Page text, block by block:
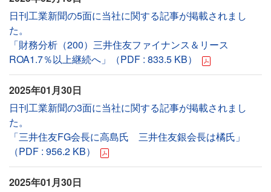
日刊工業新聞の5面に当社に関する記事が掲載されまし
た。
「財務分析（200）三井住友ファイナンス＆リース
ROA1.7％以上継続へ」（PDF : 833.5 KB）
2025年01月30日
日刊工業新聞の3面に当社に関する記事が掲載されまし
た。
「三井住友FG会長に高島氏 三井住友銀会長は橘氏」
（PDF : 956.2 KB）
2025年01月30日